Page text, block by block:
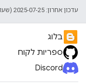
עדכון אחרון: 2025-07-25 (שעון UTC).
בלוג
ספריות לקוח
Discord